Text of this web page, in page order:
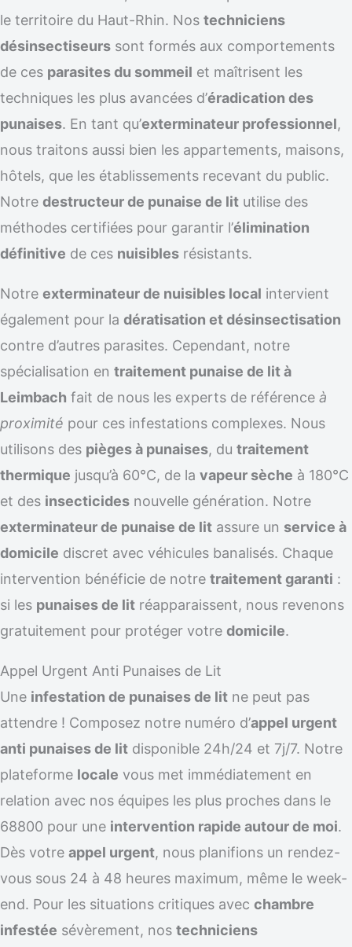
le territoire du Haut-Rhin. Nos techniciens
désinsectiseurs sont formés aux comportements
de ces parasites du sommeil et maîtrisent les
techniques les plus avancées d’éradication des
punaises. En tant qu’exterminateur professionnel,
nous traitons aussi bien les appartements, maisons,
hôtels, que les établissements recevant du public.
Notre destructeur de punaise de lit utilise des
méthodes certifiées pour garantir l’élimination
définitive de ces nuisibles résistants.
Notre exterminateur de nuisibles local intervient
également pour la dératisation et désinsectisation
contre d’autres parasites. Cependant, notre
spécialisation en traitement punaise de lit à
Leimbach fait de nous les experts de référence à
proximité pour ces infestations complexes. Nous
utilisons des pièges à punaises, du traitement
thermique jusqu’à 60°C, de la vapeur sèche à 180°C
et des insecticides nouvelle génération. Notre
exterminateur de punaise de lit assure un service à
domicile discret avec véhicules banalisés. Chaque
intervention bénéficie de notre traitement garanti :
si les punaises de lit réapparaissent, nous revenons
gratuitement pour protéger votre domicile.
Appel Urgent Anti Punaises de Lit
Une infestation de punaises de lit ne peut pas
attendre ! Composez notre numéro d’appel urgent
anti punaises de lit disponible 24h/24 et 7j/7. Notre
plateforme locale vous met immédiatement en
relation avec nos équipes les plus proches dans le
68800 pour une intervention rapide autour de moi.
Dès votre appel urgent, nous planifions un rendez-
vous sous 24 à 48 heures maximum, même le week-
end. Pour les situations critiques avec chambre
infestée sévèrement, nos techniciens